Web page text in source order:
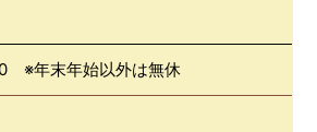
※年末年始以外は無休